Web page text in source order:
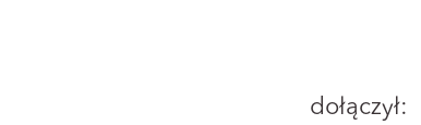
dołączył: